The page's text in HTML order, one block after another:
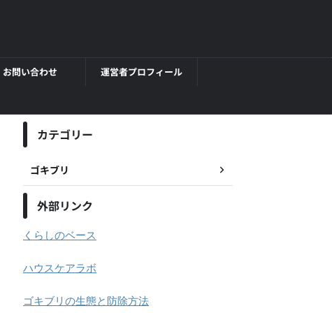
お問い合わせ 運営者プロフィール
カテゴリー
ゴキブリ
外部リンク
くらしのベース
ハウスケアラボ
ゴキブリの生態と防除方法